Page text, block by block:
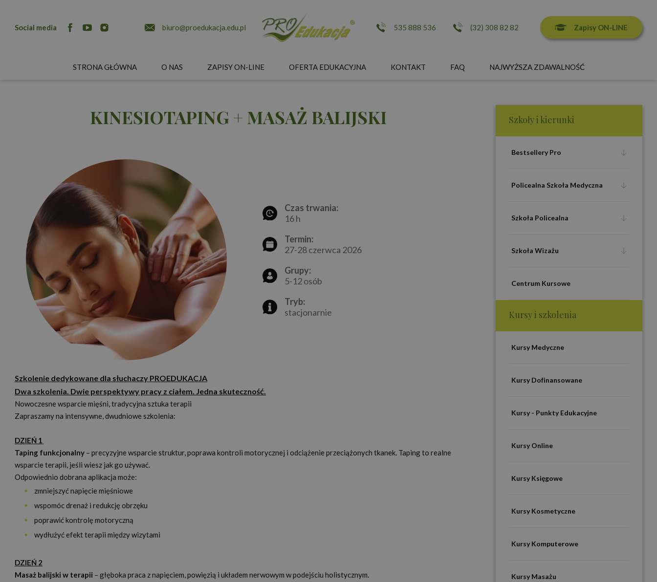
Social media biuro@proedukacja.edu.pl 535 888 536 (32) 308 82 82 Zapisy ON-LINE
STRONA GŁÓWNA O NAS ZAPISY ON-LINE OFERTA EDUKACYJNA KONTAKT FAQ NAJWYŻSZA ZDAWALNOŚĆ
KINESIOTAPING + MASAŻ BALIJSKI
Czas trwania:
16 h
Termin:
27-28 czerwca 2026
Grupy:
5-12 osób
Tryb:
stacjonarnie
Szkolenie dedykowane dla słuchaczy PROEDUKACJA
Dwa szkolenia. Dwie perspektywy pracy z ciałem. Jedna skuteczność.
Nowoczesne wsparcie mięśni, tradycyjna sztuka terapii
Zapraszamy na intensywne, dwudniowe szkolenia:
DZIEŃ 1
Taping funkcjonalny – precyzyjne wsparcie struktur, poprawa kontroli motorycznej i odciążenie przeciążonych tkanek. Taping to realne
wsparcie terapii, jeśli wiesz jak go używać.
Odpowiednio dobrana aplikacja może:
zmniejszyć napięcie mięśniowe
wspomóc drenaż i redukcję obrzęku
poprawić kontrolę motoryczną
wydłużyć efekt terapii między wizytami
DZIEŃ 2
Masaż balijski w terapii – głęboka praca z napięciem, powięzią i układem nerwowym w podejściu holistycznym.
Szkoły i kierunki
Bestsellery Pro
Policealna Szkoła Medyczna
Szkoła Policealna
Szkoła Wizażu
Centrum Kursowe
Kursy i szkolenia
Kursy Medyczne
Kursy Dofinansowane
Kursy - Punkty Edukacyjne
Kursy Online
Kursy Księgowe
Kursy Kosmetyczne
Kursy Komputerowe
Kursy Masażu